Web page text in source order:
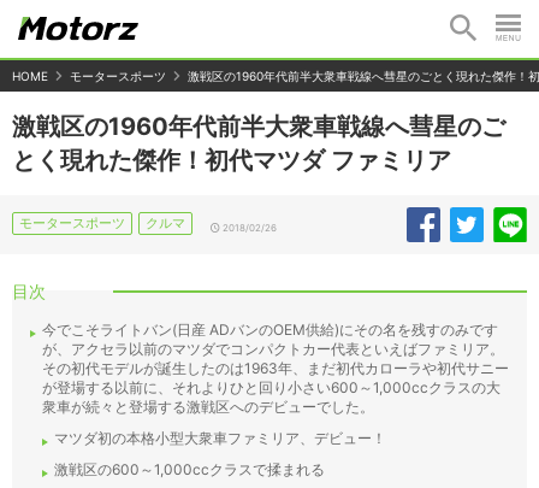
HOME モータースポーツ 激戦区の1960年代前半大衆車戦線へ彗星のごとく現れた傑作！
激戦区の1960年代前半大衆車戦線へ彗星のご
とく現れた傑作！初代マツダ ファミリア
モータースポーツ クルマ 2018/02/26
目次
今でこそライトバン(日産 ADバンのOEM供給)にその名を残すのみです
が、アクセラ以前のマツダでコンパクトカー代表といえばファミリア。
その初代モデルが誕生したのは1963年、まだ初代カローラや初代サニー
が登場する以前に、それよりひと回り小さい600～1,000ccクラスの大
衆車が続々と登場する激戦区へのデビューでした。
マツダ初の本格小型大衆車ファミリア、デビュー！
激戦区の600～1,000ccクラスで揉まれる